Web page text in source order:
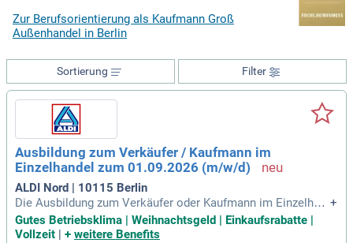
Zur Berufsorientierung als Kaufmann Groß
Außenhandel in Berlin
Filter
Sortierung
Ausbildung zum Verkäufer / Kaufmann im
Einzelhandel zum 01.09.2026 (m/w/d)
ALDI Nord | 10115 Berlin
Die Ausbildung zum Verkäufer oder Kaufmann im Einzelhan
del bietet dir eine umfassende Schulung in allen wichtigen P
rozessen. Du lernst die Annahme von Warenlieferungen, die
+
Gutes Betriebsklima | Weihnachtsgeld | Einkaufsrabatte |
Vollzeit
+ weitere Benefits